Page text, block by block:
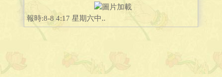
報時:8-8 4:17 星期六